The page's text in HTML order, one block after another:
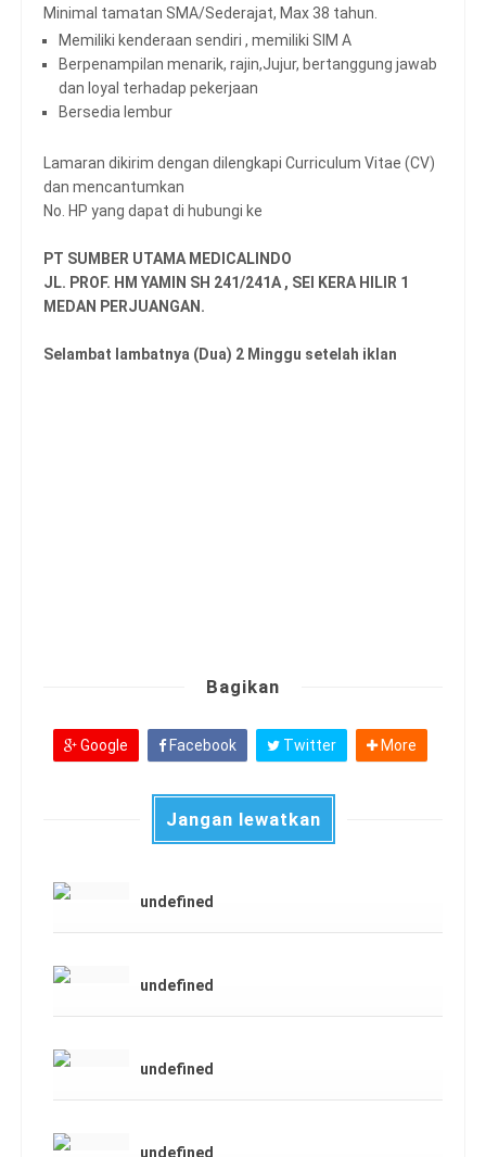
Minimal tamatan SMA/Sederajat, Max 38 tahun.
Memiliki kenderaan sendiri , memiliki SIM A
Berpenampilan menarik, rajin,Jujur, bertanggung jawab
dan loyal terhadap pekerjaan
Bersedia lembur
Lamaran dikirim dengan dilengkapi Curriculum Vitae (CV)
dan mencantumkan
No. HP yang dapat di hubungi ke
PT SUMBER UTAMA MEDICALINDO
JL. PROF. HM YAMIN SH 241/241A , SEI KERA HILIR 1
MEDAN PERJUANGAN.
Selambat lambatnya (Dua) 2 Minggu setelah iklan
Bagikan
Google Facebook Twitter More
Jangan lewatkan
undefined
undefined
undefined
undefined